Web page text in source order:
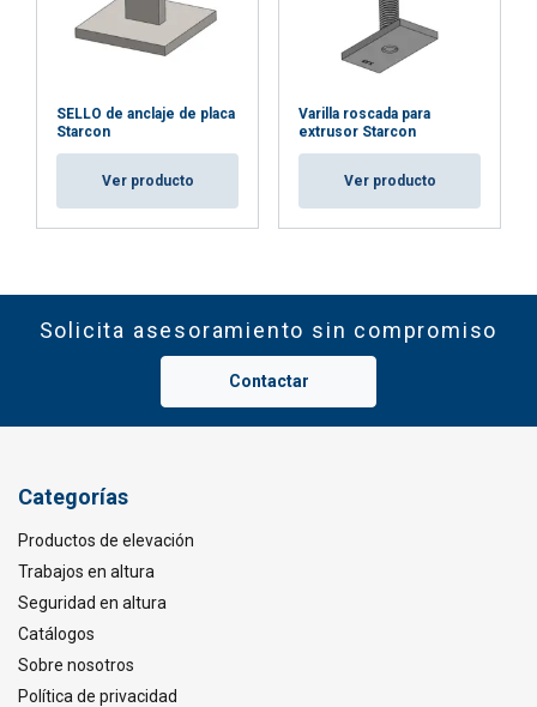
SELLO de anclaje de placa
Starcon
Ver producto
Varilla roscada para
extrusor Starcon
Ver producto
Solicita asesoramiento sin compromiso
Contactar
Categorías
Productos de elevación
Trabajos en altura
Seguridad en altura
Catálogos
Sobre nosotros
Política de privacidad